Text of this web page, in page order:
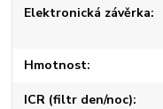
Elektronická závěrka
Hmotnost
ICR (filtr den/noc)